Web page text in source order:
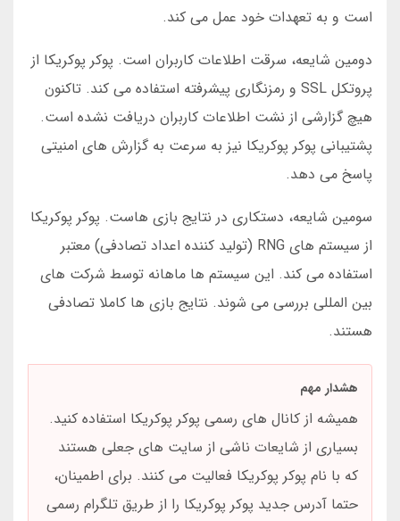
است و به تعهدات خود عمل می کند.
دومین شایعه، سرقت اطلاعات کاربران است. پوکر پوکریکا از
پروتکل SSL و رمزنگاری پیشرفته استفاده می کند. تاکنون
هیچ گزارشی از نشت اطلاعات کاربران دریافت نشده است.
پشتیبانی پوکر پوکریکا نیز به سرعت به گزارش های امنیتی
پاسخ می دهد.
سومین شایعه، دستکاری در نتایج بازی هاست. پوکر پوکریکا
از سیستم های RNG (تولید کننده اعداد تصادفی) معتبر
استفاده می کند. این سیستم ها ماهانه توسط شرکت های
بین المللی بررسی می شوند. نتایج بازی ها کاملا تصادفی
هستند.
هشدار مهم
همیشه از کانال های رسمی پوکر پوکریکا استفاده کنید.
بسیاری از شایعات ناشی از سایت های جعلی هستند
که با نام پوکر پوکریکا فعالیت می کنند. برای اطمینان،
حتما آدرس جدید پوکر پوکریکا را از طریق تلگرام رسمی